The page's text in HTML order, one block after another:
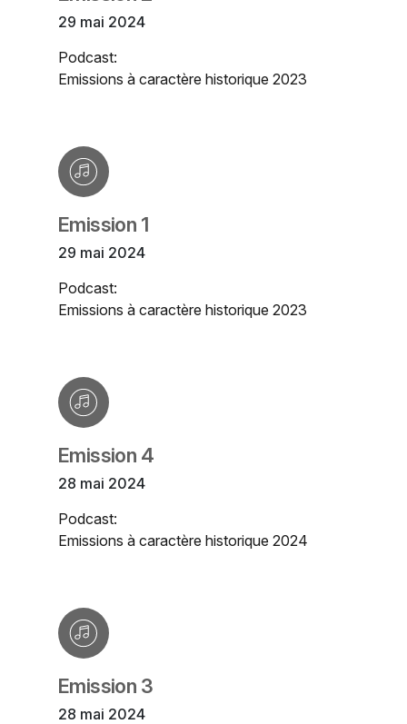
29 mai 2024
Podcast:
Emissions à caractère historique 2023
Emission 1
29 mai 2024
Podcast:
Emissions à caractère historique 2023
Emission 4
28 mai 2024
Podcast:
Emissions à caractère historique 2024
Emission 3
28 mai 2024